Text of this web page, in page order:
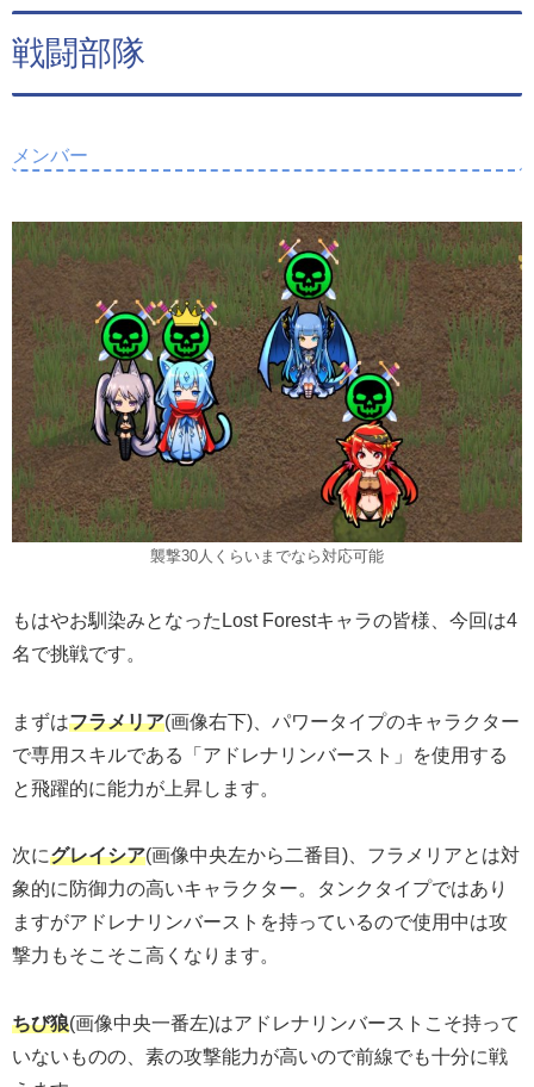
戦闘部隊
メンバー
襲撃30人くらいまでなら対応可能
もはやお馴染みとなったLost Forestキャラの皆様、今回は4
名で挑戦です。
まずはフラメリア(画像右下)、パワータイプのキャラクター
で専用スキルである「アドレナリンバースト」を使用する
と飛躍的に能力が上昇します。
次にグレイシア(画像中央左から二番目)、フラメリアとは対
象的に防御力の高いキャラクター。タンクタイプではあり
ますがアドレナリンバーストを持っているので使用中は攻
撃力もそこそこ高くなります。
ちび狼(画像中央一番左)はアドレナリンバーストこそ持って
いないものの、素の攻撃能力が高いので前線でも十分に戦